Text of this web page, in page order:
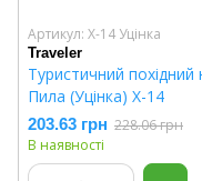
Артикул: X-14 Уцінка
Traveler
Туристичний
Пила (Уцінка) X-14
203.63 грн 228.06 грн
В наявності